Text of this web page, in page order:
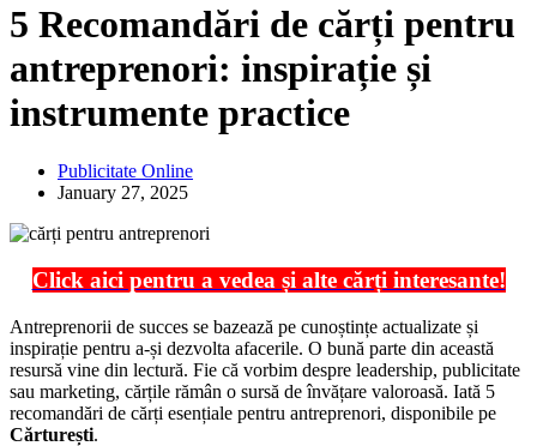
5 Recomandări de cărți pentru
antreprenori: inspirație și
instrumente practice
Publicitate Online
January 27, 2025
Click aici pentru a vedea și alte cărți interesante!
Antreprenorii de succes se bazează pe cunoștințe actualizate și
inspirație pentru a-și dezvolta afacerile. O bună parte din această
resursă vine din lectură. Fie că vorbim despre leadership, publicitate
sau marketing, cărțile rămân o sursă de învățare valoroasă. Iată 5
recomandări de cărți esențiale pentru antreprenori, disponibile pe
Cărturești.